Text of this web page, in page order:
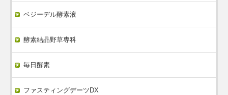
ベジーデル酵素液
酵素結晶野草専科
毎日酵素
ファスティングデーツDX